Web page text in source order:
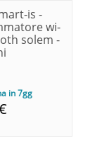
is -
wi-
solem -
in 7gg